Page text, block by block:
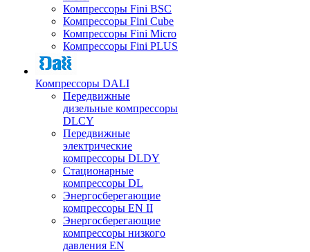
Компрессоры Fini BSC
Компрессоры Fini Cube
Компрессоры Fini Micro
Компрессоры Fini PLUS
Компрессоры DALI
Передвижные
дизельные компрессоры
DLCY
Передвижные
электрические
компрессоры DLDY
Стационарные
компрессоры DL
Энергосберегающие
компрессоры EN II
Энергосберегающие
компрессоры низкого
давления EN